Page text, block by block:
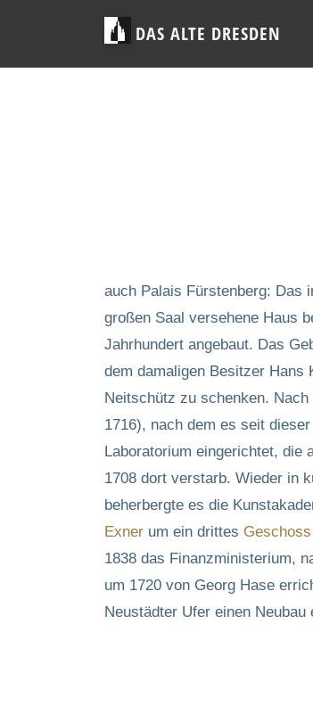
DAS ALTE DRESDEN
auch Palais Fürstenberg: Das
großen Saal versehene Haus
Jahrhundert angebaut. Das
dem damaligen Besitzer Hans
Neitschütz zu schenken.
1716), nach dem es seit
Laboratorium eingerichtet, die
1708 dort verstarb. Wieder in
beherbergte es die
Exner um ein drittes Geschoss
1838 das Finanzministerium,
um 1720 von Georg Hase
Neustädter Ufer einen